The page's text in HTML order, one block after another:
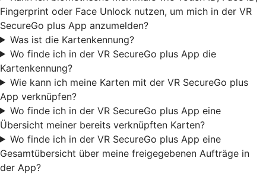
Fingerprint oder Face Unlock nutzen, um mich in der VR
SecureGo plus App anzumelden?
Was ist die Kartenkennung?
Wo finde ich in der VR SecureGo plus App die
Kartenkennung?
Wie kann ich meine Karten mit der VR SecureGo plus
App verknüpfen?
Wo finde ich in der VR SecureGo plus App eine
Übersicht meiner bereits verknüpften Karten?
Wo finde ich in der VR SecureGo plus App eine
Gesamtübersicht über meine freigegebenen Aufträge in
der App?